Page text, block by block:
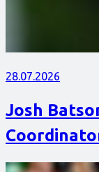
28.07.2026
Josh